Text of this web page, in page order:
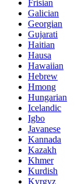
Frisian
Galician
Georgian
Gujarati
Haitian
Hausa
Hawaiian
Hebrew
Hmong
Hungarian
Icelandic
Igbo
Javanese
Kannada
Kazakh
Khmer
Kurdish
Kyrgyz